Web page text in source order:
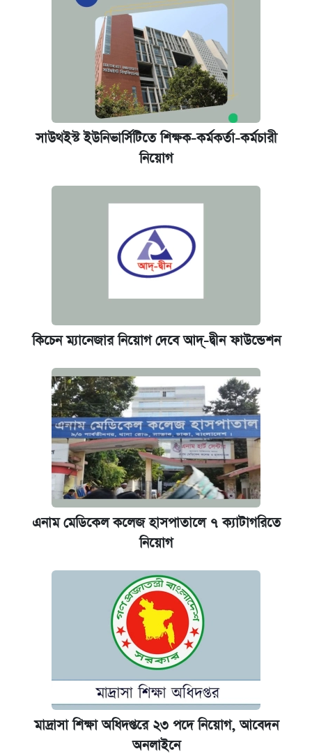
ঢাবির সূর্যসেন হলে সমকামিতার অভিযোগে দুইজন
দেশের বাজারে ফের বেড়েছে সোনার দাম
‘গুলশানের চামেলি’ তে যৌনকর্মীর দালাল অ্যাডলফ
খান
আজ শুক্রবার রাজধানীর যেসব মার্কেট-দোকানপাট
ভাতা-উপবৃত্তির আবেদন শুরু, জেনে নিন পদ্ধতি
নবম পে স্কেল বাস্তবায়ন চূড়ান্ত পর্যায়ে, যা জানালেন
কবে শুরু হচ্ছে ঢাবির ভর্তি আবেদন, জানাল কর্তৃপক্ষ
যুক্তরাষ্ট্র থেকে আরও ২৩ বাংলাদেশিকে দেশে
ফেরত পাঠানো হলো
গণপূর্ত মন্ত্রণালয়ের সচিবকে অবসরে পাঠাল সরকার
সাউথইস্ট ইউনিভার্সিটিতে শিক্ষক-কর্মকর্তা-কর্মচারী
নিয়োগ
কিচেন ম্যানেজার নিয়োগ দেবে আদ্-দ্বীন ফাউন্ডেশন
এনাম মেডিকেল কলেজ হাসপাতালে ৭ ক্যাটাগরিতে
নিয়োগ
মাদ্রাসা শিক্ষা অধিদপ্তরে ২৩ পদে নিয়োগ, আবেদন
অনলাইনে